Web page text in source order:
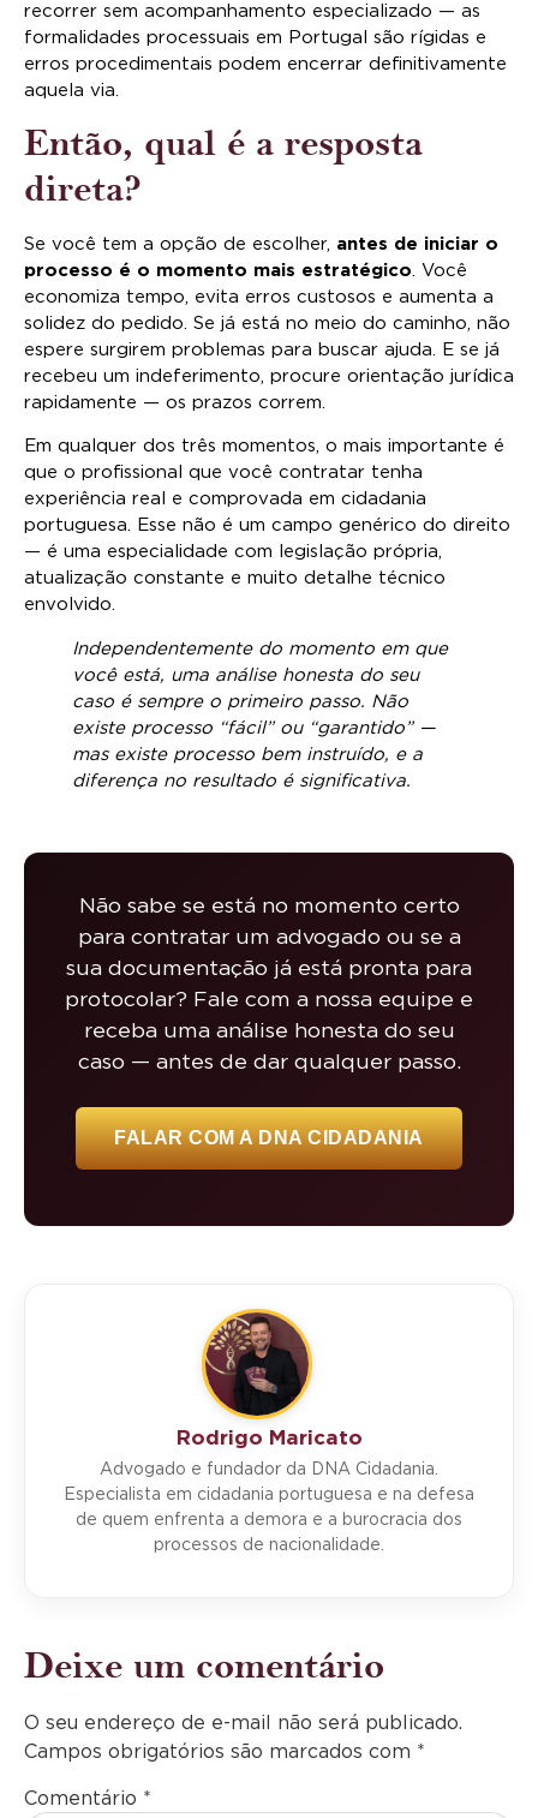
recorrer sem acompanhamento especializado — as
formalidades processuais em Portugal são rígidas e
erros procedimentais podem encerrar definitivamente
aquela via.
Então, qual é a resposta
direta?
Se você tem a opção de escolher, antes de iniciar o
processo é o momento mais estratégico. Você
economiza tempo, evita erros custosos e aumenta a
solidez do pedido. Se já está no meio do caminho, não
espere surgirem problemas para buscar ajuda. E se já
recebeu um indeferimento, procure orientação jurídica
rapidamente — os prazos correm.
Em qualquer dos três momentos, o mais importante é
que o profissional que você contratar tenha
experiência real e comprovada em cidadania
portuguesa. Esse não é um campo genérico do direito
— é uma especialidade com legislação própria,
atualização constante e muito detalhe técnico
envolvido.
Independentemente do momento em que
você está, uma análise honesta do seu
caso é sempre o primeiro passo. Não
existe processo “fácil” ou “garantido” —
mas existe processo bem instruído, e a
diferença no resultado é significativa.
Não sabe se está no momento certo
para contratar um advogado ou se a
sua documentação já está pronta para
protocolar? Fale com a nossa equipe e
receba uma análise honesta do seu
caso — antes de dar qualquer passo.
FALAR COM A DNA CIDADANIA
Rodrigo Maricato
Advogado e fundador da DNA Cidadania.
Especialista em cidadania portuguesa e na defesa
de quem enfrenta a demora e a burocracia dos
processos de nacionalidade.
Deixe um comentário
O seu endereço de e-mail não será publicado.
Campos obrigatórios são marcados com *
Comentário *